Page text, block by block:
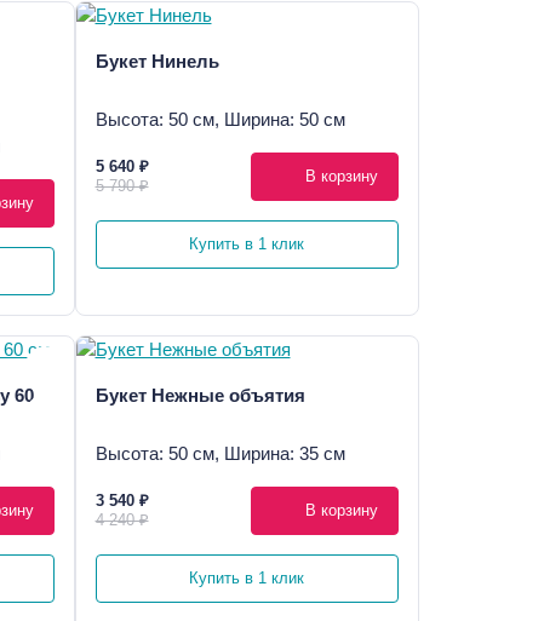
Букет Нинель
Высота: 50 см, Ширина: 50 см
5 640 ₽
5 790 ₽
В корзину
Купить в 1 клик
60
Букет Нежные объятия
Высота: 50 см, Ширина: 35 см
3 540 ₽
4 240 ₽
В корзину
Купить в 1 клик